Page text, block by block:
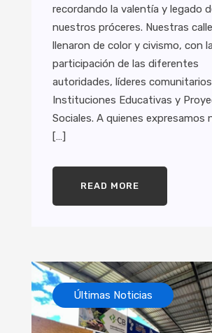
recordando la valentía y legado
nuestros próceres. Nuestras
llenaron de color y civismo, con la
participación de las diferentes
autoridades, líderes
Instituciones Educativas y
Sociales. A quienes expresamos
[…]
READ MORE
Últimas Noticias